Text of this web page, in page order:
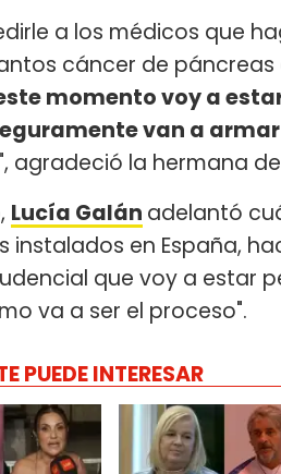
a los médicos que
cáncer de
momento voy a
van a
", agradeció la hermana
Lucía Galán adelantó
instalados en España,
que voy a estar
va a ser el proceso".
PUEDE INTERESAR